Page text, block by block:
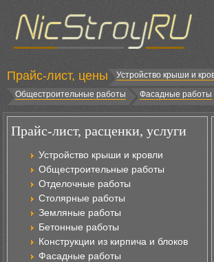
Прайс-лист, цены Устройство крыши и
Общестроительные работы
Фасадные работы
Прайс-лист, расценки, услуги
Устройство крыши и кровли
Общестроительные работы
Отделочные работы
Столярные работы
Земляные работы
Бетонные работы
Конструкции из кирпича и блоков
Фасадные работы